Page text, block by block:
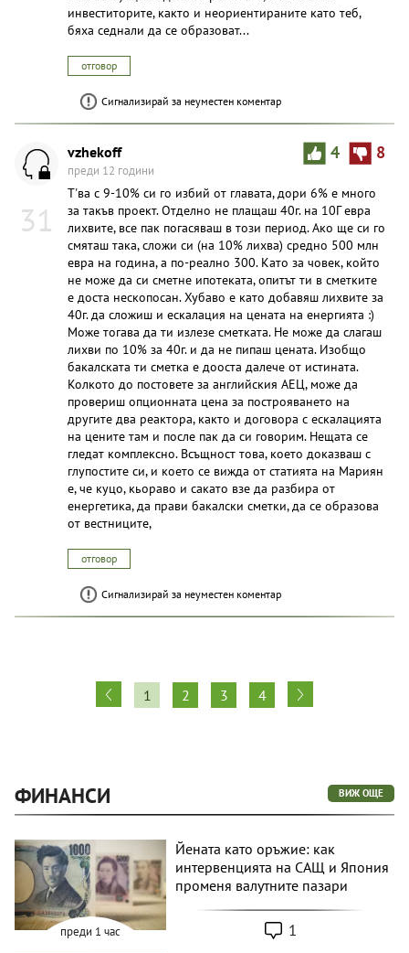
инвеститорите, както и неориентираните като теб,
бяха седнали да се образоват...
отговор
Сигнализирай за неуместен коментар
31
4 8
vzhekoff
преди 12 години
Т'ва с 9-10% си го избий от главата, дори 6% е много
за такъв проект. Отделно не плащаш 40г. на 10Г евра
лихвите, все пак погасяваш в този период. Ако ще си го
смяташ така, сложи си (на 10% лихва) средно 500 млн
евра на година, а по-реално 300. Като за човек, който
не може да си сметне ипотеката, опитът ти в сметките
е доста нескопосан. Хубаво е като добавяш лихвите за
40г. да сложиш и ескалация на цената на енергията :)
Може тогава да ти излезе сметката. Не може да слагаш
лихви по 10% за 40г. и да не пипаш цената. Изобщо
бакалската ти сметка е дооста далече от истината.
Колкото до постовете за английския АЕЦ, може да
провериш опционната цена за построяването на
другите два реактора, както и договора с ескалацията
на цените там и после пак да си говорим. Нещата се
гледат комплексно. Всъщност това, което доказваш с
глупостите си, и което се вижда от статията на Мариян
е, че куцо, кьораво и сакато взе да разбира от
енергетика, да прави бакалски сметки, да се образова
от вестниците,
отговор
Сигнализирай за неуместен коментар
1 2 3 4
ФИНАНСИ ВИЖ ОЩЕ
преди 1 час
Йената като оръжие: как
интервенцията на САЩ и Япония
променя валутните пазари
1